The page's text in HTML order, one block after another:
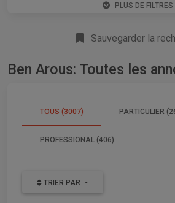
PLUS DE FILTRES
Sauvegarder la
Ben Arous: Toutes les
TOUS (3007) PARTICULIER
PROFESSIONAL (406)
TRIER PAR